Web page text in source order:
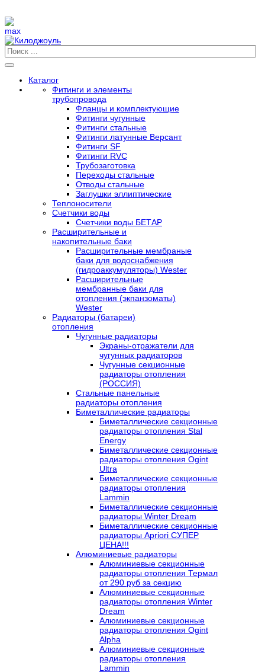
Каталог
Фитинги и элементы
трубопровода
Фланцы и комплектующие
Фитинги чугунные
Фитинги стальные
Фитинги латунные Версант
Фитинги SF
Фитинги RVC
Трубозаготовка
Переходы стальные
Отводы стальные
Заглушки эллиптические
Теплоносители
Счетчики воды
Счетчики воды БЕТАР
Расширительные и
накопительные баки
Расширительные мембраные
баки для водоснабжения
(гидроаккумуляторы) Wester
Расширительные
мембранные баки для
отопления (экпанзоматы)
Wester
Радиаторы (батареи)
отопления
Чугунные радиаторы
Экраны-отражатели для
чугунных радиаторов
Чугунные секционные
радиаторы отопления
(РОССИЯ)
Стальные панельные
радиаторы отопления
Биметаллические радиаторы
Биметаллические секционные
радиаторы отопления Stal
Energy
Биметаллические секционные
радиаторы отопления Ogint
Ultra
Биметаллические секционные
радиаторы отопления
Lammin
Биметаллические секционные
радиаторы Winter Dream
Биметаллические секционные
радиаторы Apriori СУПЕР
ЦЕНА!!!
Алюминиевые радиаторы
Алюминиевые секционные
радиаторы отопления Термал
от 290 руб за секцию
Алюминиевые секционные
радиаторы отопления Winter
Dream
Алюминиевые секционные
радиаторы отопления Ogint
Alpha
Алюминиевые секционные
радиаторы отопления
Lammin